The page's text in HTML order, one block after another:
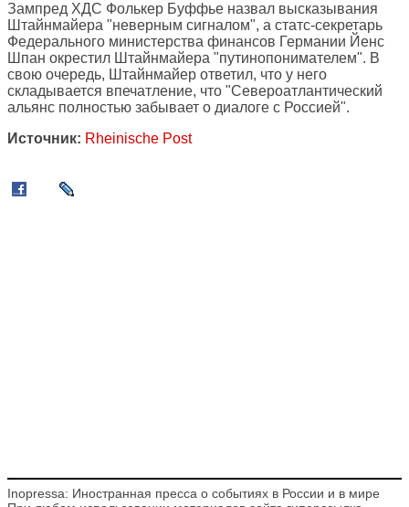
Зампред ХДС Фолькер Буффье назвал высказывания
Штайнмайера "неверным сигналом", а статс-секретарь
Федерального министерства финансов Германии Йенс
Шпан окрестил Штайнмайера "путинопонимателем". В
свою очередь, Штайнмайер ответил, что у него
складывается впечатление, что "Североатлантический
альянс полностью забывает о диалоге с Россией".
Источник: Rheinische Post
Inopressa: Иностранная пресса о событиях в России и в мире